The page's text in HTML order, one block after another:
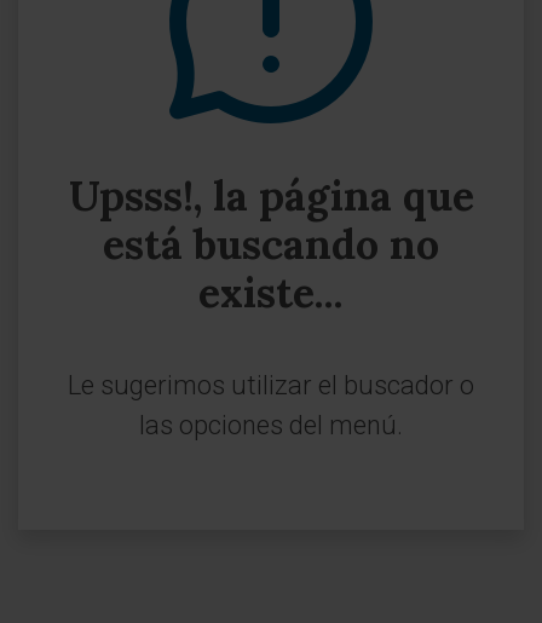
Upsss!, la página que
está buscando no
existe...
Le sugerimos utilizar el buscador o
las opciones del menú.